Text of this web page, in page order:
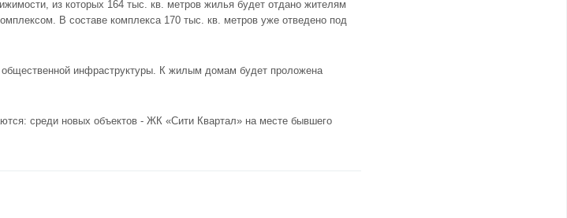
из которых 164 тыс. кв. метров жилья будет отдано жителям
В составе комплекса 170 тыс. кв. метров уже отведено под
инфраструктуры. К жилым домам будет проложена
среди новых объектов - ЖК «Сити Квартал» на месте бывшего